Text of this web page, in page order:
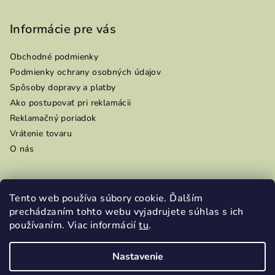
Tento web používa súbory cookie. Ďalším
prechádzaním tohto webu vyjadrujete súhlas s ich
používaním. Viac informáciítu.
Nastavenie
Informácie pre vás
Obchodné podmienky
Podmienky ochrany osobných údajov
Spôsoby dopravy a platby
Ako postupovať pri reklamácii
Reklamačný poriadok
Vrátenie tovaru
O nás
Prijímame online platby